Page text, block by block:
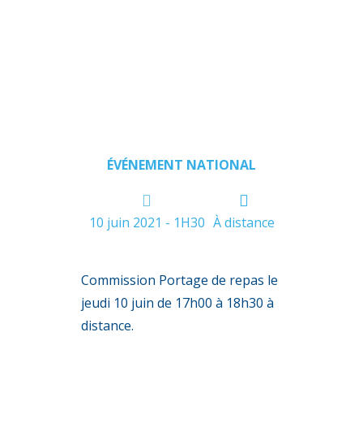
ÉVÉNEMENT NATIONAL
10 juin 2021 - 1H30 À distance
Commission Portage de repas le
jeudi 10 juin de 17h00 à 18h30 à
distance.